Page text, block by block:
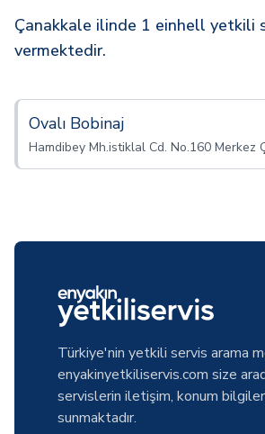
Çanakkale ilinde 1 einhell yetkili
vermektedir.
Ovalı Bobinaj
Hamdibey Mh.istiklal Cd. No.160 Merkez
Türkiye'nin yetkili servis arama
enyakinyetkiliservis.com size
servislerin iletişim, konum
sunmaktadır.